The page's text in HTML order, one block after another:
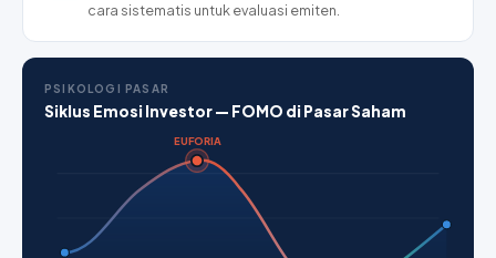
cara sistematis untuk evaluasi emiten.
PSIKOLOGI PASAR
Siklus Emosi Investor — FOMO di Pasar Saham
EUFORIA